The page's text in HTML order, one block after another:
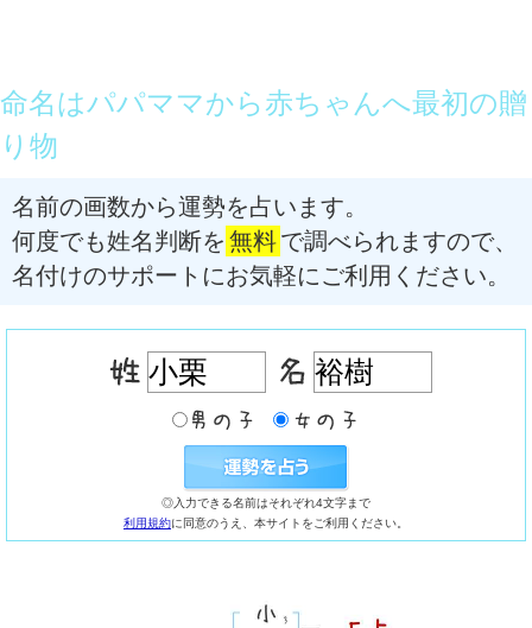
命名はパパママから赤ちゃんへ最初の贈
り物
名前の画数から運勢を占います。
何度でも姓名判断を 無料で調べられますので、
名付けのサポートにお気軽にご利用ください。
◎入力できる名前はそれぞれ4文字まで
利用規約に同意のうえ、本サイトをご利用ください。